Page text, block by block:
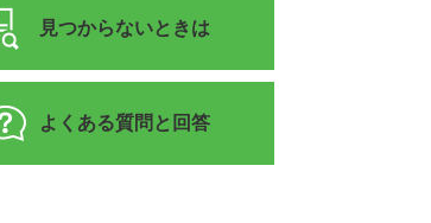
見つからないときは
よくある質問と回答